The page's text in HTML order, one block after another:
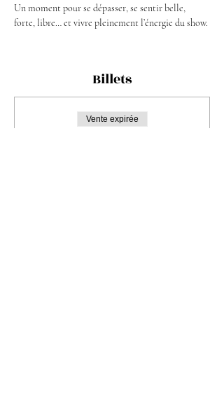
Un moment pour se dépasser, se sentir belle,
forte, libre… et vivre pleinement l’énergie du show.
Billets
Vente expirée